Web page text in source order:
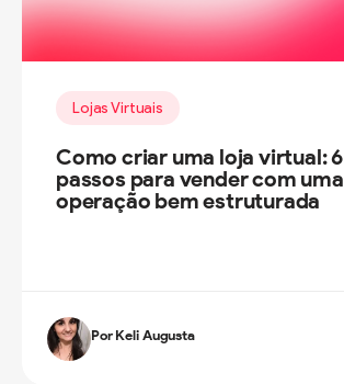
Lojas Virtuais
Como criar uma loja virtual: 6
passos para vender com uma
operação bem estruturada
Por Keli Augusta